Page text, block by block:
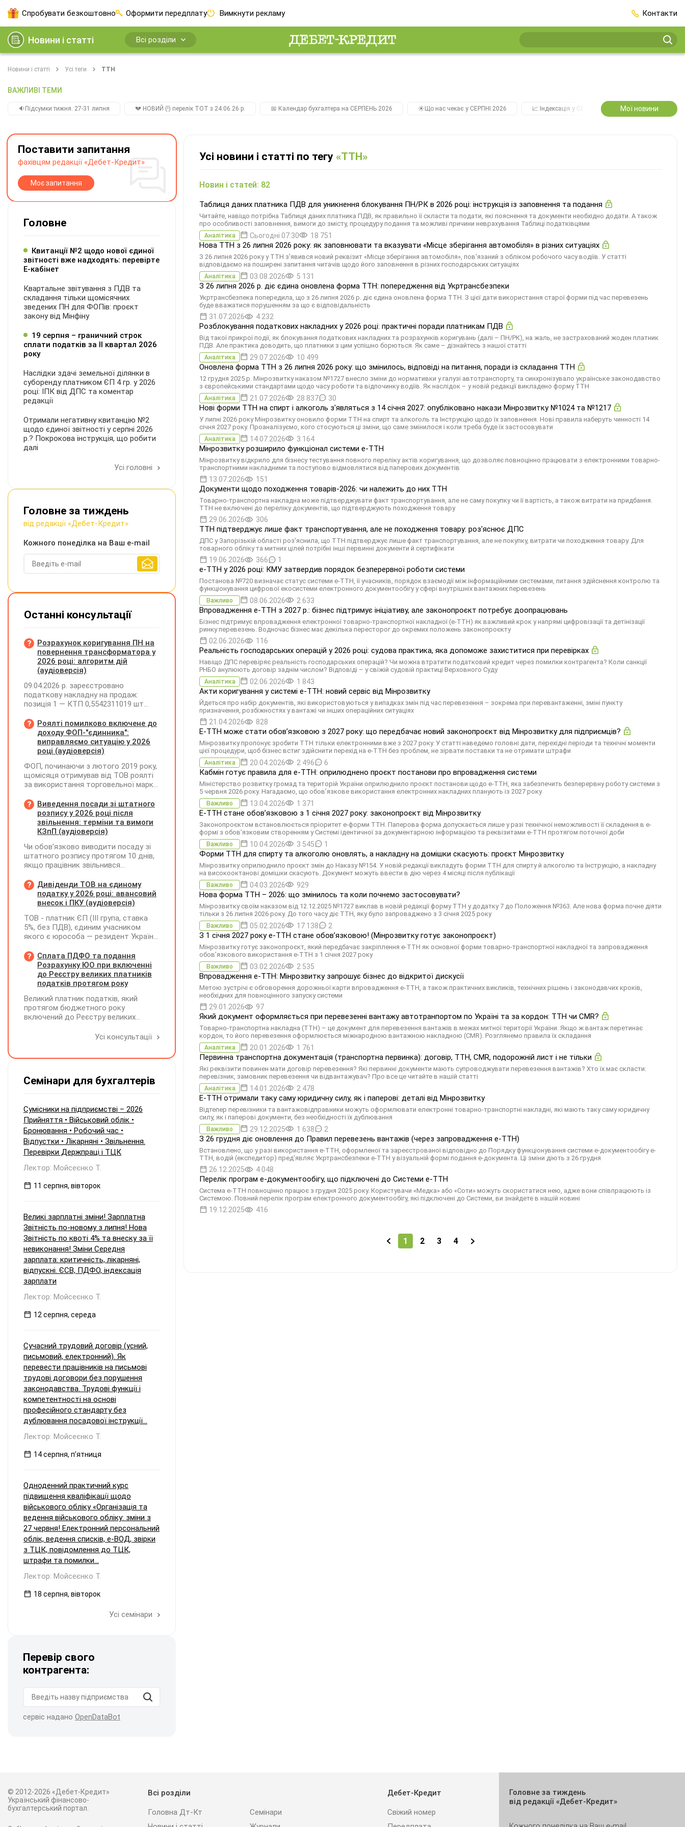
Спробувати безкоштовно Оформити передплату Вимкнути рекламу Контакти
Новини і статті Всі розділи
Новини і статті Усі теги ТТН
ВАЖЛИВІ ТЕМИ
🔉Підсумки тижня. 27-31 липня 💔 НОВИЙ (!) перелік ТОТ з 24.06.26 р. 📅 Календар бухгалтера на СЕРПЕНЬ 2026 ☀️Що нас чекає у СЕРПНІ 2026 📈 Індексація у СЕРПНІ 2️⃣0️⃣2️⃣7️⃣ Усі
Мої новини
Усі новини і статті по тегу «ТТН»
Новин і статей: 82
Таблиця даних платника ПДВ для уникнення блокування ПН/РК в 2026 році: інструкція із заповнення та подання
Читайте, навіщо потрібна Таблиця даних платника ПДВ, як правильно її скласти та подати, які пояснення та документи необхідно додати. А також
про особливості заповнення, вимоги до змісту, процедуру подання та можливі причини неврахування Таблиці податківцями
Аналітика Сьогодні 07:30 18 751
Нова ТТН з 26 липня 2026 року: як заповнювати та вказувати «Місце зберігання автомобіля» в різних ситуаціях
З 26 липня 2026 року у ТТН з'явився новий реквізит «Місце зберігання автомобіля», пов'язаний з обліком робочого часу водіїв. У статті
відповідаємо на поширені запитання читачів щодо його заповнення в різних господарських ситуаціях
Аналітика 03.08.2026 5 131
З 26 липня 2026 р. діє єдина оновлена форма ТТН: попередження від Укртрансбезпеки
Укртрансбезпека попередила, що з 26 липня 2026 р. діє єдина оновлена форма ТТН. З цієї дати використання старої форми під час перевезень
буде вважатися порушенням за що є відповідальність
31.07.2026 4 232
Розблокування податкових накладних у 2026 році: практичні поради платникам ПДВ
Від такої прикрої події, як блокування податкових накладних та розрахунків коригувань (далі – ПН/РК), на жаль, не застрахований жоден платник
ПДВ. Але практика доводить, що платники з цим успішно борються. Як саме – дізнайтесь з нашої статті
Аналітика 29.07.2026 10 499
Оновлена форма ТТН з 26 липня 2026 року: що змінилось, відповіді на питання, поради із складання ТТН
12 грудня 2025 р. Мінрозвитку наказом №1727 внесло зміни до нормативки у галузі автотранспорту, та синхронізувало українське законодавство
з європейськими стандартами щодо часу роботи та відпочинку водіїв. Як наслідок – у новій редакції викладено форму ТТН
Аналітика 21.07.2026 28 837 30
Нові форми ТТН на спирт і алкоголь з'являться з 14 січня 2027: опубліковано накази Мінрозвитку №1024 та №1217
У липні 2026 року Мінрозвитку оновило форми ТТН на спирт та алкоголь та Інструкцію щодо їх заповнення. Нові правила наберуть чинності 14
січня 2027 року. Проаналізуємо, кого стосуються ці зміни, що саме змінилося і коли треба буде їх застосовувати
Аналітика 14.07.2026 3 164
Мінрозвитку розширило функціонал системи е-ТТН
Мінрозвитку відкрило для бізнесу тестування повного переліку актів коригування, що дозволяє повноцінно працювати з електронними товарно-
транспортними накладними та поступово відмовлятися від паперових документів
13.07.2026 151
Документи щодо походження товарів-2026: чи належить до них ТТН
Товарно-транспортна накладна може підтверджувати факт транспортування, але не саму покупку чи її вартість, а також витрати на придбання.
ТТН не включені до переліку документів, що підтверджують походження товару
29.06.2026 306
ТТН підтверджує лише факт транспортування, але не походження товару: роз'яснює ДПС
ДПС у Запорізькій області роз'яснила, що ТТН підтверджує лише факт транспортування, але не покупку, витрати чи походження товару. Для
товарного обліку та митних цілей потрібні інші первинні документи й сертифікати
19.06.2026 366 1
е-ТТН у 2026 році: КМУ затвердив порядок безперервної роботи системи
Постанова №720 визначає статус системи е-ТТН, її учасників, порядок взаємодії між інформаційними системами, питання здійснення контролю та
функціонування цифрової екосистеми електронного документообігу у сфері внутрішніх вантажних перевезень
Важливо 08.06.2026 2 633
Впровадження е-ТТН з 2027 р.: бізнес підтримує ініціативу, але законопроєкт потребує доопрацювань
Бізнес підтримує впровадження електронної товарно-транспортної накладної (е-ТТН) як важливий крок у напрямі цифровізації та детінізації
ринку перевезень. Водночас бізнес має декілька пересторог до окремих положень законопроєкту
02.06.2026 116
Реальність господарських операцій у 2026 році: судова практика, яка допоможе захиститися при перевірках
Навіщо ДПС перевіряє реальність господарських операцій? Чи можна втратити податковий кредит через помилки контрагента? Коли санкції
РНБО анулюють договір заднім числом? Відповіді – у свіжій судовій практиці Верховного Суду
Аналітика 02.06.2026 1 843
Акти коригування у системі е-ТТН: новий сервіс від Мінрозвитку
Йдеться про набір документів, які використовуються у випадках змін під час перевезення – зокрема при перевантаженні, зміні пункту
призначення, розбіжностях у вантажі чи інших операційних ситуаціях
21.04.2026 828
Е-ТТН може стати обов’язковою з 2027 року: що передбачає новий законопроєкт від Мінрозвитку для підприємців?
Мінрозвитку пропонує зробити ТТН тільки електронними вже з 2027 року. У статті наведемо головні дати, перехідні періоди та технічні моменти
цієї процедури, щоб бізнес встиг здійснити перехід на е-ТТН без проблем, не зірвати поставки та не отримати штрафи
Аналітика 20.04.2026 2 496 6
Кабмін готує правила для е-ТТН: оприлюднено проєкт постанови про впровадження системи
Міністерство розвитку громад та територій України оприлюднило проєкт постанови щодо е-ТТН, яка забезпечить безперервну роботу системи з
5 червня 2026 року. Нагадаємо, що обов’язкове використання електронних накладних планують із 2027 року
Важливо 13.04.2026 1 371
Е-ТТН стане обовʼязковою з 1 січня 2027 року: законопроєкт від Мінрозвитку
Законопроєктом встановлюється пріоритет е-форми ТТН. Паперова форма допускається лише у разі технічної неможливості її складення в е-
формі з обов’язковим створенням у Системі ідентичної за документарною інформацією та реквізитами е-ТТН протягом поточної доби
Важливо 10.04.2026 3 545 1
Форми ТТН для спирту та алкоголю оновлять, а накладну на домішки скасують: проєкт Мінрозвитку
Мінрозвитку оприлюднило проєкт змін до Наказу №154. У новій редакції викладуть форми ТТН для спирту й алкоголю та Інструкцію, а накладну
на високооктанові домішки скасують. Документ можуть ввести в дію через 4 місяці після публікації
Важливо 04.03.2026 929
Нова форма ТТН – 2026: що змінилось та коли почнемо застосовувати?
Мінрозвитку своїм наказом від 12.12.2025 №1727 виклав в новій редакції форму ТТН у додатку 7 до Положення №363. Але нова форма почне діяти
тільки з 26 липня 2026 року. До того часу діє ТТН, яку було запроваджено з 3 січня 2025 року
Важливо 05.02.2026 17 138 2
З 1 січня 2027 року е-ТТН стане обовʼязковою! (Мінрозвитку готує законопроєкт)
Мінрозвитку готує законопроєкт, який передбачає закріплення е-ТТН як основної форми товарно-транспортної накладної та запровадження
обов’язкового використання е-ТТН з 1 січня 2027 року
Важливо 03.02.2026 2 535
Впровадження е-ТТН: Мінрозвитку запрошує бізнес до відкритої дискусії
Метою зустрічі є обговорення дорожньої карти впровадження е-ТТН, а також практичних викликів, технічних рішень і законодавчих кроків,
необхідних для повноцінного запуску системи
29.01.2026 97
Який документ оформляється при перевезенні вантажу автотранпортом по Україні та за кордон: ТТН чи CMR?
Товарно-транспортна накладна (ТТН) – це документ для перевезення вантажів в межах митної території України. Якщо ж вантаж перетинає
кордон, то його перевезення оформлюється міжнародною вантажною накладною (CMR). Розглянемо правила їх складання
Аналітика 20.01.2026 1 761
Первинна транспортна документація (транспортна первинка): договір, ТТН, CMR, подорожній лист і не тільки
Які реквізити повинен мати договір перевезення? Які первинні документи мають супроводжувати перевезення вантажів? Хто їх має скласти:
перевізник, замовник перевезення чи відвантажувач? Про все це читайте в нашій статті
Аналітика 14.01.2026 2 478
Е-ТТН отримали таку саму юридичну силу, як і паперові: деталі від Мінрозвитку
Відтепер перевізники та вантажовідправники можуть оформлювати електронні товарно-транспортні накладні, які мають таку саму юридичну
силу, як і паперові документи, без необхідності їх дублювання
Важливо 29.12.2025 1 638 2
З 26 грудня діє оновлення до Правил перевезень вантажів (через запровадження е-ТТН)
Встановлено, що у разі використання е-ТТН, оформленої та зареєстрованої відповідно до Порядку функціонування системи е-документообігу е-
ТТН, водій (експедитор) пред'являє Укртрансбезпеки е-ТТН у візуальній формі подання е-документа. Ці зміни діють з 26 грудня
26.12.2025 4 048
Перелік програм е-документообігу, що підключені до Системи е-ТТН
Система е-ТТН повноцінно працює з грудня 2025 року. Користувачи «Медка» або «Соти» можуть скористатися нею, адже вони співпрацюють із
Системою. Повний перелік програм електронного документообігу, які підключені до Системи, ви знайдете в нашій новині
19.12.2025 416
1 2 3 4
Поставити запитання
фахівцям редакції «Дебет-Кредит»
Моє запитання
Головне
Квитанції №2 щодо нової єдиної
звітності вже надходять: перевірте
Е-кабінет
Квартальне звітування з ПДВ та
складання тільки щомісячних
зведених ПН для ФОПів: проєкт
закону від Мінфіну
19 серпня – граничний строк
сплати податків за ІI квартал 2026
року
Наслідки здачі земельної ділянки в
суборенду платником ЄП 4 гр. у 2026
році: ІПК від ДПС та коментар
редакції
Отримали негативну квитанцію №2
щодо єдиної звітності у серпні 2026
р.? Покрокова інструкція, що робити
далі
Усі головні
Головне за тиждень
від редакції «Дебет-Кредит»
Кожного понеділка на Ваш e-mail
Останні консультації
Розрахунок коригування ПН на
повернення трансформатора у
2026 році: алгоритм дій
(аудіоверсія)
09.04.2026 р. зареєстровано
податкову накладну на продаж:
позиція 1 — КТП 0,5542311019 шт
41443,83); позиція 2 —
трансформатор 1 шт (ціна 201130,20,
сума 201130,20, ПДВ 40226,04).
25.06.2026 р. покупець повернув
скласти розрахунок коригування?
Роялті помилково включене до
доходу ФОП-"єдинника":
виправляємо ситуацію у 2026
році (аудіоверсія)
ФОП, починаючи з лютого 2019 року,
щомісяця отримував від ТОВ роялті
за використання торговельної марки.
доходу платника ЄП та
оподатковував за ставкою 5%.
Водночас ТОВ при виплаті роялті не
утримувало ПДФО та ВЗ. Як зараз
потрібно відображати отримані суми
у декларації "єдинника" за II квартал
2026 року? Чи можуть виникнути
зробити?
Виведення посади зі штатного
розпису у 2026 році після
звільнення: терміни та вимоги
КЗпП (аудіоверсія)
Чи обов’язково виводити посаду зі
штатного розпису протягом 10 днів,
якщо працівник звільнився
Дивіденди ТОВ на єдиному
податку у 2026 році: авансовий
внесок і ПКУ (аудіоверсія)
ТОВ - платник ЄП (ІІІ група, ставка
5%, без ПДВ), єдиним учасником
якого є юрособа — резидент України,
виплатити дивіденди за рахунок
нерозподіленого прибутку 2024–2025
років у сумі 15 млн грн. Які податкові
наслідки виникають у ТОВ-емітента?
Сплата ПДФО та подання
Розрахунку ЮО при включенні
до Реєстру великих платників
податків протягом року
Великий платник податків, який
протягом бюджетного року
включений до Реєстру великих
місцем попереднього обліку, а
Усі консультації
Семінари для бухгалтерів
Сумісники на підприємстві – 2026
Прийняття • Військовий облік •
Бронювання • Робочий час •
Відпустки • Лікарняні • Звільнення.
Перевірки Держпраці і ТЦК
Лектор: Мойсеєнко Т.
11 серпня, вівторок
Великі зарплатні зміни! Зарплатна
Звітність по-новому з липня! Нова
Звітність по квоті 4% та внеску за її
невиконання! Зміни Середня
зарплата: критичність, лікарняні,
відпускні. ЄСВ, ПДФО, індексація
зарплати
Лектор: Мойсеєнко Т.
12 серпня, середа
Сучасний трудовий договір (усний,
письмовий, електронний). Як
перевести працівників на письмові
трудові договори без порушення
законодавства. Трудові функції і
компетентності на основі
професійного стандарту без
дублювання посадової інструкції...
Лектор: Мойсеєнко Т.
14 серпня, пʼятниця
Одноденний практичний курс
підвищення кваліфікації щодо
військового обліку «Організація та
ведення військового обліку: зміни з
27 червня! Електронний персональний
облік, ведення списків, е-ВОД, звірки
з ТЦК, повідомлення до ТЦК,
штрафи та помилки...
Лектор: Мойсеєнко Т.
18 серпня, вівторок
Усі семінари
Перевір свого
контрагента:
сервіс надано OpenDataBot
© 2012-2026 «Дебет-Кредит»
Український фінансово-
бухгалтерський портал.
Всі розділи
Головна Дт-Кт
Семінари
Дебет-Кредит
Свіжий номер
Головне за тиждень
від редакції «Дебет-Кредит»